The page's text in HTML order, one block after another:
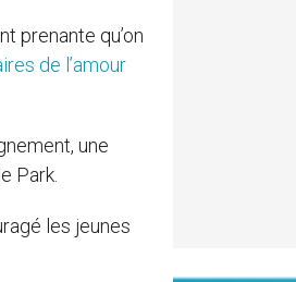
prenante qu’on
de l’amour
une
Park.
les jeunes